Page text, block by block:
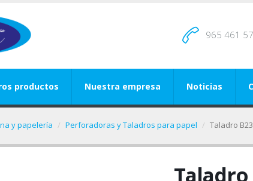
965 461
productos Nuestra empresa Noticias
y papelería Perforadoras y Taladros para papel Taladro
Taladro